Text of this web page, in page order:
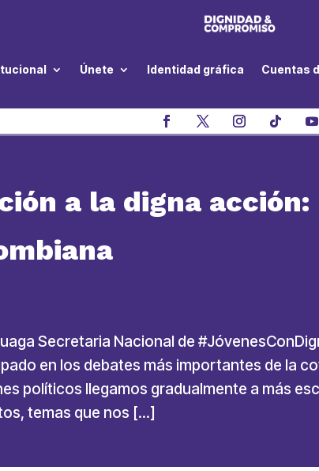
Únete Identidad gráfica Cuentas
a la digna
Secretaria Nacional de
en los debates más importantes de la
políticos llegamos gradualmente a más
temas que nos […]